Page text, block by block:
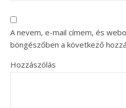
A nevem, e-mail címem, és
böngészőben a következő
Hozzászólás